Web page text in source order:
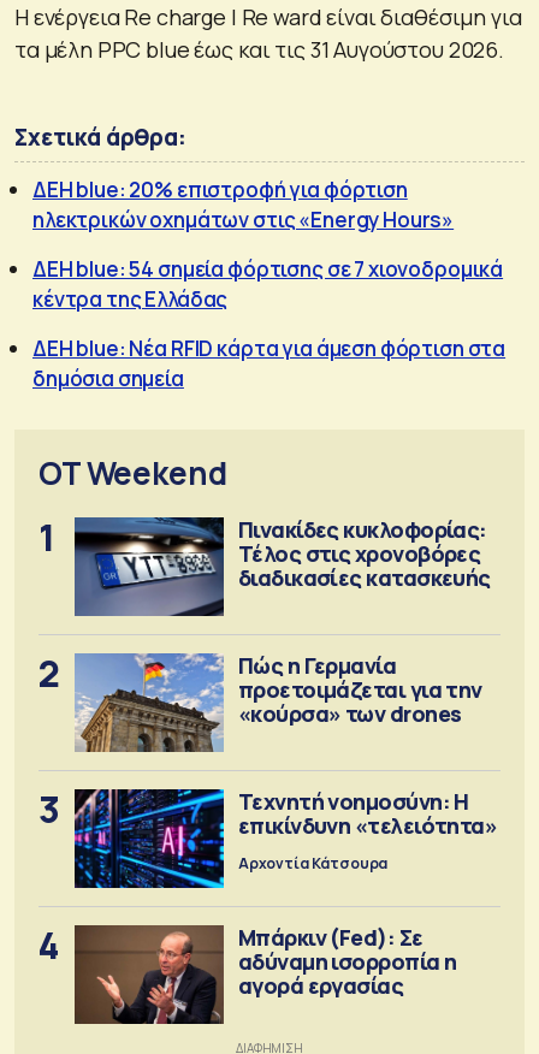
Η ενέργεια Re charge | Re ward είναι διαθέσιμη για
τα μέλη PPC blue έως και τις 31 Αυγούστου 2026.
Σχετικά άρθρα:
ΔΕΗ blue: 20% επιστροφή για φόρτιση
ηλεκτρικών οχημάτων στις «Energy Hours»
ΔΕΗ blue: 54 σημεία φόρτισης σε 7 χιονοδρομικά
κέντρα της Ελλάδας
ΔΕΗ blue: Νέα RFID κάρτα για άμεση φόρτιση στα
δημόσια σημεία
OT Weekend
1
Πινακίδες κυκλοφορίας:
Τέλος στις χρονοβόρες
διαδικασίες κατασκευής
2
Πώς η Γερμανία
προετοιμάζεται για την
«κούρσα» των drones
3
Τεχνητή νοημοσύνη: Η
επικίνδυνη «τελειότητα»
Αρχοντία Κάτσουρα
4
Μπάρκιν (Fed): Σε
αδύναμη ισορροπία η
αγορά εργασίας